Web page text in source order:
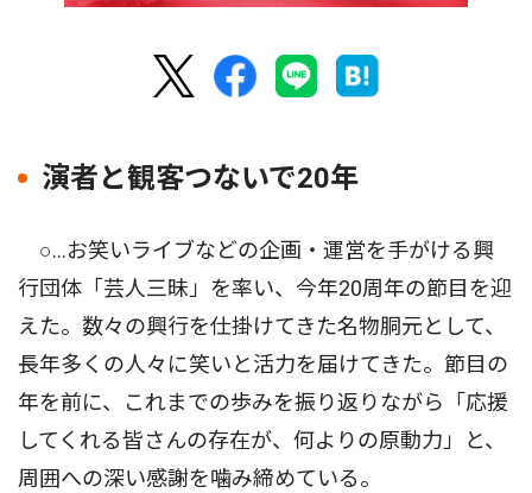
演者と観客つないで20年
○…お笑いライブなどの企画・運営を手がける興
行団体「芸人三昧」を率い、今年20周年の節目を迎
えた。数々の興行を仕掛けてきた名物胴元として、
長年多くの人々に笑いと活力を届けてきた。節目の
年を前に、これまでの歩みを振り返りながら「応援
してくれる皆さんの存在が、何よりの原動力」と、
周囲への深い感謝を噛み締めている。